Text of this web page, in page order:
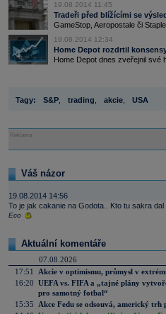
19.08.2014 11:45
Tradeři před blížícími se
GameStop, Aeropostale či
19.08.2014 12:34
Home Depot rozdrtil
Home Depot dnes zveřejnil
Tagy: S&P trading akcie USA
Reklama
Váš názor
19.08.2014 14:56
To je jak cakanie na Godota.. Kto tu sakra dal
Eco
Aktuální komentáře
07.08.2026
17:51
Akcie v optimismu, průmysl v
16:20 UEFA vs. FIFA a „tajné plány
pro samotný fotbal“
15:35
Akce Fedu se odsouvá, americký